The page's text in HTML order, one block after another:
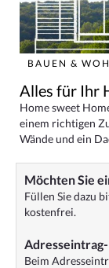
BAUEN &
Alles für Ihr
Home sweet
einem richtigen
Wände und ein
Möchten Sie
Füllen Sie dazu
kostenfrei.
Adresseintrag-
Beim